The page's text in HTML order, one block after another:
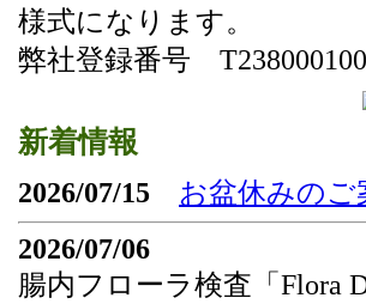
様式になります。
弊社登録番号
新着情報
2026/07/15
お盆休みのご
2026/07/06
腸内フローラ検査「Flora